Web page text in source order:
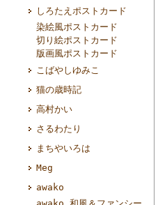
しろたえポストカード
染絵風ポストカード
切り絵ポストカード
版画風ポストカード
こばやしゆみこ
猫の歳時記
高村かい
さるわたり
まちやいろは
Meg
awako